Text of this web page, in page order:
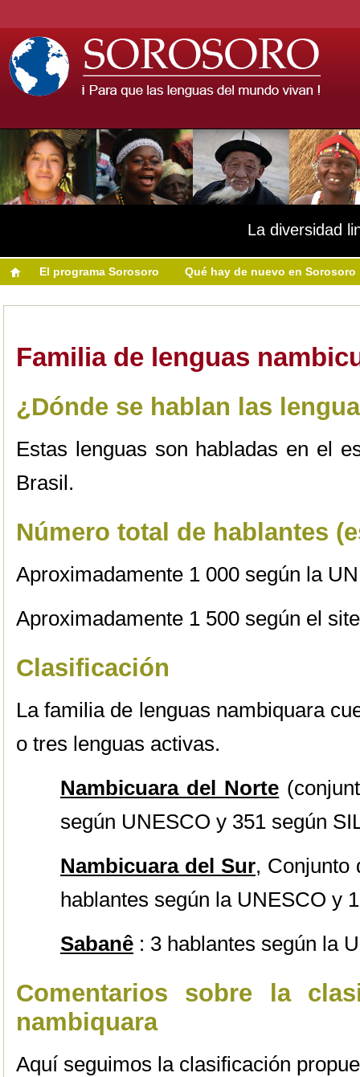
La diversidad
El programa Sorosoro Qué hay de nuevo en Sorosoro
Familia de lenguas
¿Dónde se hablan las
Estas lenguas son habladas en el
Brasil.
Número total de hablantes
Aproximadamente 1 000 según la
Aproximadamente 1 500 según el
Clasificación
La familia de lenguas nambiquara
o tres lenguas activas.
Nambicuara del Norte
según UNESCO y 351 según
Nambicuara del Sur, Conjunto
hablantes según la UNESCO y
Sabanê : 3 hablantes según la
Comentarios sobre la
nambiquara
Aquí seguimos la clasificación